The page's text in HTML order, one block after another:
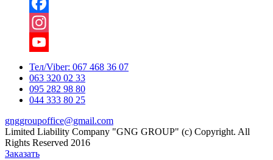
Facebook
Instagram
YouTube
Channel
Тел/Viber: 067 468 36 07
063 320 02 33
095 282 98 80
044 333 80 25
gnggroupoffice@gmail.com
Limited Liability Company "GNG GROUP" (c) Copyright. All
Rights Reserved 2016
Заказать